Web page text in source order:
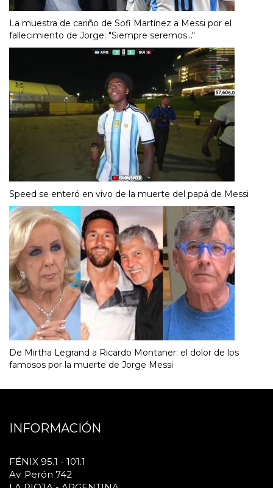
La muestra de cariño de Sofi Martínez a Messi por el
fallecimiento de Jorge: "Siempre seremos..."
Speed se enteró en vivo de la muerte del papá de Messi
De Mirtha Legrand a Ricardo Montaner: el dolor de los
famosos por la muerte de Jorge Messi
INFORMACIÓN
FÉNIX 95.1 - 101.1
Av. Perón 742